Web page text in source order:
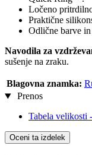
Ločeno
Praktične
Odlične barve
Navodila za
sušenje na zraku.
Blagovna znamka:
Prenos
Tabela velikosti
Oceni ta izdelek